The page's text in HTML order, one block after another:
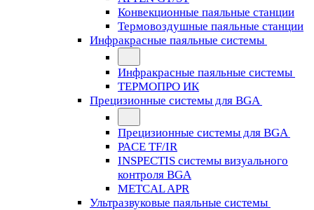
Конвекционные паяльные станции
Термовоздушные паяльные станции
Инфракрасные паяльные системы
Инфракрасные паяльные системы
ТЕРМОПРО ИК
Прецизионные системы для BGA
Прецизионные системы для BGA
PACE TF/IR
INSPECTIS системы визуального
контроля BGA
METCAL APR
Ультразвуковые паяльные системы